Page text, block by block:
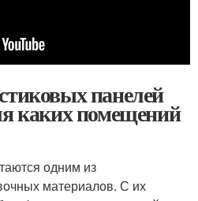
панелей
каких помещений
одним из
материалов. С их